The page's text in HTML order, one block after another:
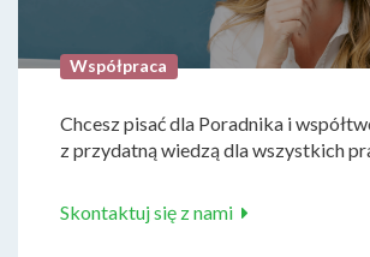
Współpraca
Chcesz pisać dla Poradnika i
z przydatną wiedzą dla wszystkich
Skontaktuj się z nami